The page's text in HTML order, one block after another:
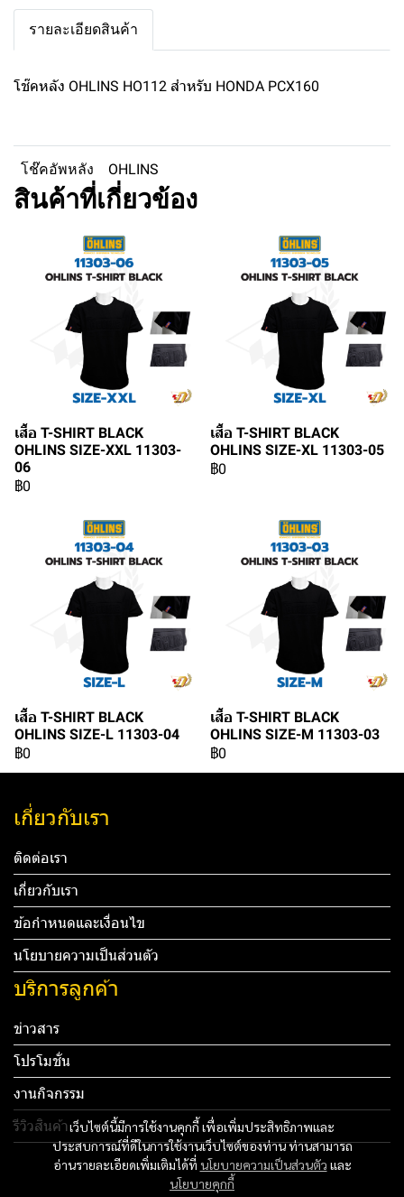
รายละเอียดสินค้า
โช๊คหลัง OHLINS HO112 สำหรับ HONDA PCX160
โช๊คอัพหลัง OHLINS
สินค้าที่เกี่ยวข้อง
เสื้อ T-SHIRT BLACK
OHLINS SIZE-XXL 11303-
06
฿0
เสื้อ T-SHIRT BLACK
OHLINS SIZE-XL 11303-05
฿0
เสื้อ T-SHIRT BLACK
OHLINS SIZE-L 11303-04
฿0
เสื้อ T-SHIRT BLACK
OHLINS SIZE-M 11303-03
฿0
เว็บไซต์นี้มีการใช้งานคุกกี้ เพื่อเพิ่มประสิทธิภาพและ
ประสบการณ์ที่ดีในการใช้งานเว็บไซต์ของท่าน ท่านสามารถ
อ่านรายละเอียดเพิ่มเติมได้ที่ นโยบายความเป็นส่วนตัว และ
นโยบายคุกกี้
เกี่ยวกับเรา
ติดต่อเรา
เกี่ยวกับเรา
ข้อกำหนดและเงื่อนไข
นโยบายความเป็นส่วนตัว
บริการลูกค้า
ข่าวสาร
โปรโมชั่น
งานกิจกรรม
รีวิวสินค้า
Tel: 012 345 67890 Email: mail@yourdomain.com